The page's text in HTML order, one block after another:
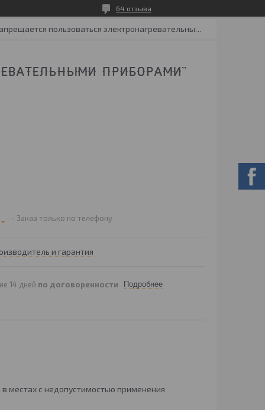
64 отзыва
Знак "запрещается пользоваться электронагревательными приборами"
ПРИБОРАМИ"
Заказ только по телефону
и гарантия
14 дней по договоренности Подробнее
местах с недопустимостью применения